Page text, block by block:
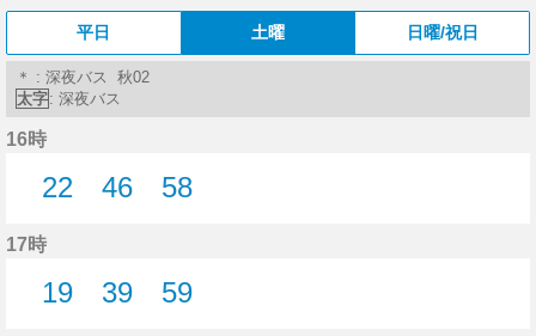
平日 土曜 日曜/祝日
＊ : 深夜バス 秋02
太字: 深夜バス
16時
22
46
58
17時
19
39
59